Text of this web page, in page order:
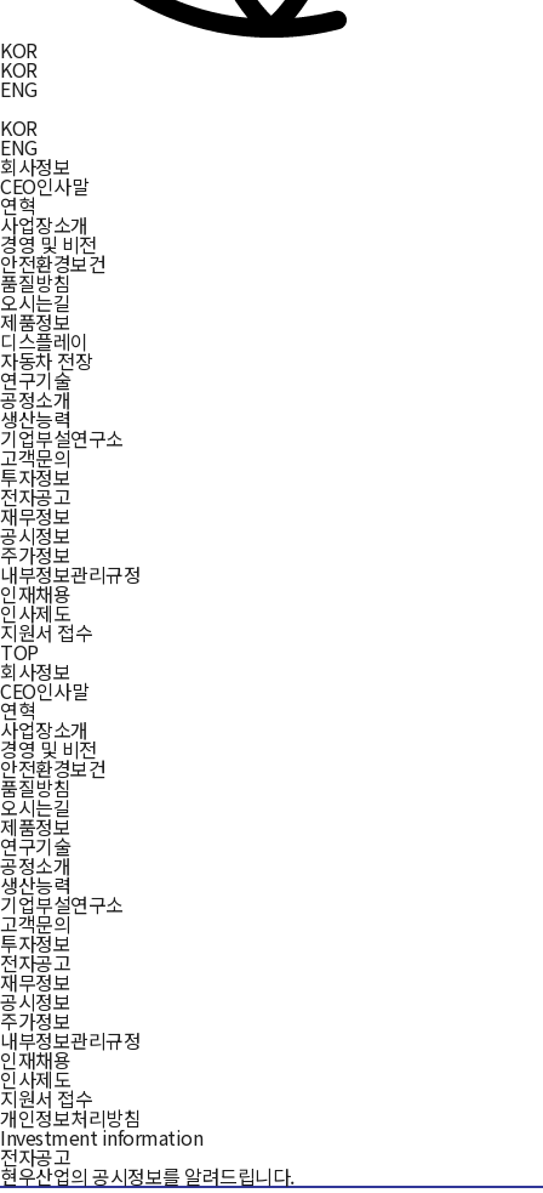
KOR
KOR
ENG
KOR
ENG
회사정보
CEO인사말
연혁
사업장소개
경영 및 비전
안전환경보건
품질방침
오시는길
제품정보
디스플레이
자동차 전장
연구기술
공정소개
생산능력
기업부설연구소
고객문의
투자정보
전자공고
재무정보
공시정보
주가정보
내부정보관리규정
인재채용
인사제도
지원서 접수
TOP
회사정보
CEO인사말
연혁
사업장소개
경영 및 비전
안전환경보건
품질방침
오시는길
제품정보
연구기술
공정소개
생산능력
기업부설연구소
고객문의
투자정보
전자공고
재무정보
공시정보
주가정보
내부정보관리규정
인재채용
인사제도
지원서 접수
개인정보처리방침
Investment information
전자공고
현우산업의 공시정보를 알려드립니다.